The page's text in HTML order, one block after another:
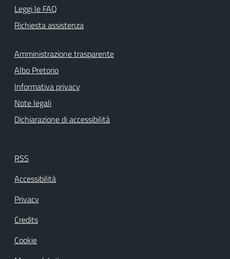
Leggi le FAQ
Richiesta assistenza
Amministrazione trasparente
Albo Pretorio
Informativa privacy
Note legali
Dichiarazione di accessibilità
RSS
Accessibilità
Privacy
Credits
Cookie